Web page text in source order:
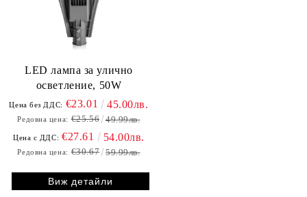
LED лампа за улично
осветление, 50W
Цена без ДДС: €23.01 45.00лв.
Редовна цена: €25.56 49.99лв.
Цена с ДДС: €27.61 54.00лв.
Редовна цена: €30.67 59.99лв.
Виж детайли